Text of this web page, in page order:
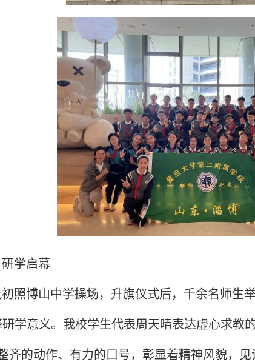
学启幕
照博山中学操场，升旗仪式后，千余名师生
学意义。我校学生代表周天晴表达虚心求教
齐的动作、有力的口号，彰显着精神风貌，